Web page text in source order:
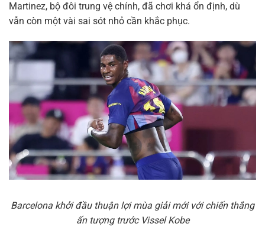
Martinez, bộ đôi trung vệ chính, đã chơi khá ổn định, dù
vẫn còn một vài sai sót nhỏ cần khắc phục.
Barcelona khởi đầu thuận lợi mùa giải mới với chiến thắng
ấn tượng trước Vissel Kobe